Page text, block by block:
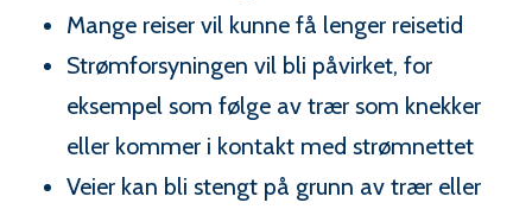
Mange reiser vil kunne få lenger reisetid
Strømforsyningen vil bli påvirket, for
eksempel som følge av trær som knekker
eller kommer i kontakt med strømnettet
Veier kan bli stengt på grunn av trær eller